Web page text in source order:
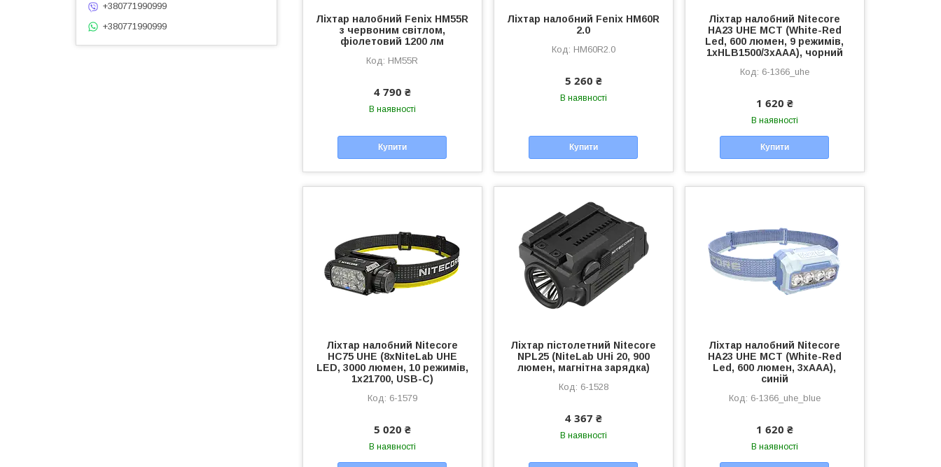
Ліхтар налобний Fenix HM55R
з червоним світлом,
фіолетовий 1200 лм
HM55R
4 790 ₴
В наявності
Купити
Ліхтар налобний Fenix HM60R
2.0
HM60R2.0
5 260 ₴
В наявності
Купити
Ліхтар налобний Nitecore
HA23 UHE MCT (White-Red
Led, 600 люмен, 9 режимів,
1xHLB1500/3xAAA), чорний
6-1366_uhe
1 620 ₴
В наявності
Купити
Ліхтар налобний Nitecore
HC75 UHE (8xNiteLab UHE
LED, 3000 люмен, 10 режимів,
1x21700, USB-C)
6-1579
5 020 ₴
В наявності
Ліхтар пістолетний Nitecore
NPL25 (NiteLab UHi 20, 900
люмен, магнітна зарядка)
6-1528
4 367 ₴
В наявності
Ліхтар налобний Nitecore
HA23 UHE MCT (White-Red
Led, 600 люмен, 3xAAA),
синій
6-1366_uhe_blue
1 620 ₴
В наявності
+380771990999
+380771990999